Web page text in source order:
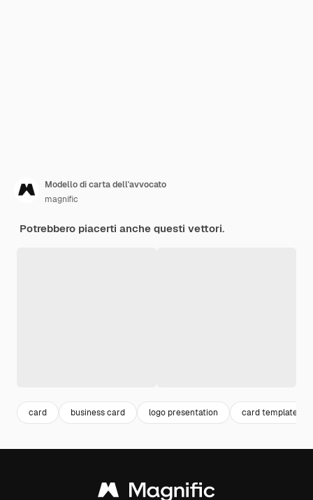
Modello di carta dell'avvocato
magnific
Potrebbero piacerti anche questi vettori.
card business card logo presentation card template